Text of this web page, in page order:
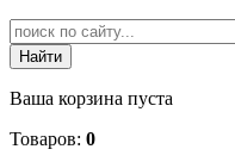
Ваша корзина пуста
Товаров: 0